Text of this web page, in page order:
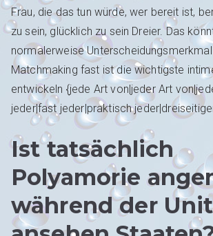
Frau, die das tun würde, wer bereit ist,
zu sein, glücklich zu sein Dreier. Das
normalerweise
Matchmaking fast ist die wichtigste
entwickeln {jede Art von|jeder Art
jeder|fast jeder|praktisch
Ist tatsächlich
Polyamorie
während der